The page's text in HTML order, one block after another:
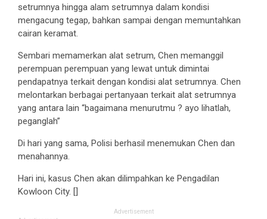
setrumnya hingga alam setrumnya dalam kondisi
mengacung tegap, bahkan sampai dengan memuntahkan
cairan keramat.
Sembari memamerkan alat setrum, Chen memanggil
perempuan perempuan yang lewat untuk dimintai
pendapatnya terkait dengan kondisi alat setrumnya. Chen
melontarkan berbagai pertanyaan terkait alat setrumnya
yang antara lain “bagaimana menurutmu ? ayo lihatlah,
peganglah”
Di hari yang sama, Polisi berhasil menemukan Chen dan
menahannya.
Hari ini, kasus Chen akan dilimpahkan ke Pengadilan
Kowloon City. []
Advertisement